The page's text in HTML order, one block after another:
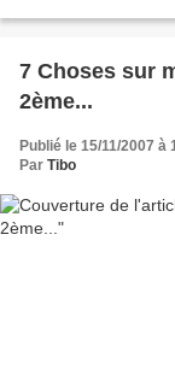
7 Choses sur
2ème...
Publié le 15/11/2007 à
Par Tibo